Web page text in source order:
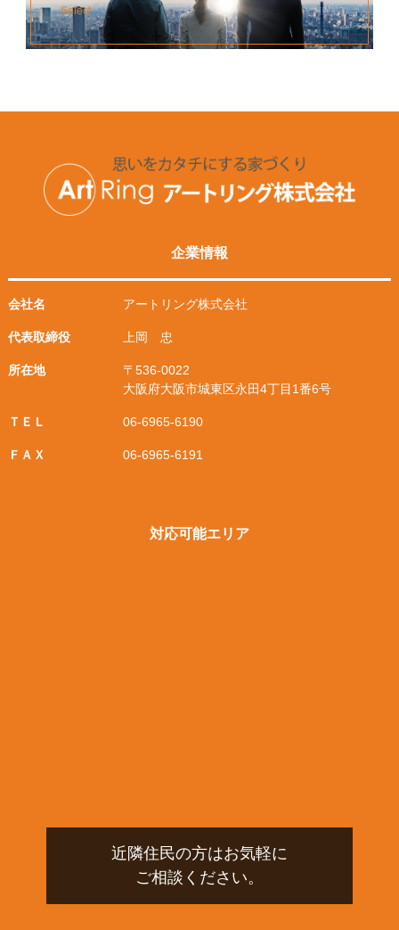
Select
企業情報
会社名 アートリング株式会社
代表取締役 上岡 忠
所在地
〒536-0022
大阪府大阪市城東区永田4丁目1番6号
ＴＥＬ 06-6965-6190
ＦＡＸ 06-6965-6191
対応可能エリア
近隣住民の方はお気軽に
ご相談ください。